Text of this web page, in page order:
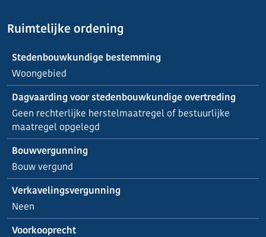
Ruimtelijke ordening
Stedenbouwkundige bestemming
Woongebied
Dagvaarding voor stedenbouwkundige overtreding
Geen rechterlijke herstelmaatregel of bestuurlijke
maatregel opgelegd
Bouwvergunning
Bouw vergund
Verkavelingsvergunning
Neen
Voorkooprecht